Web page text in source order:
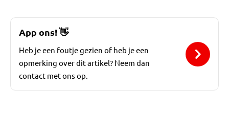
App ons!👋
Heb je een foutje gezien of heb je een
opmerking over dit artikel? Neem dan
contact met ons op.